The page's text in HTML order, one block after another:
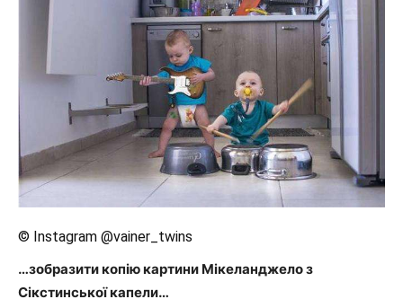
© Instagram @vainer_twins
…зобразити копію картини Мікеланджело з
Сікстинської капели…